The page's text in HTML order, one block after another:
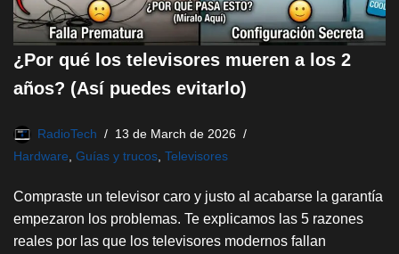
¿Por qué los televisores mueren a los 2
años? (Así puedes evitarlo)
RadioTech
13 de March de 2026
Hardware Guías y trucos Televisores
Compraste un televisor caro y justo al acabarse la garantía
empezaron los problemas. Te explicamos las 5 razones
reales por las que los televisores modernos fallan